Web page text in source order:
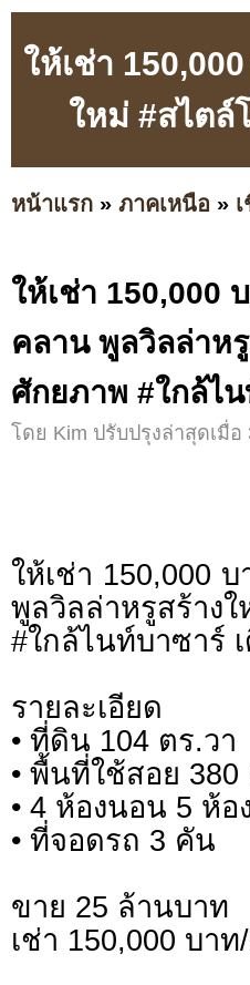
ให้เช่า
ใหม่ #สไตล์
หน้าแรก » ภาคเหนือ »
ให้เช่า 150,000
คลาน พูลวิลล่าห
ศักยภาพ #ใกล้ไ
โดย Kim ปรับปรุงล่าสุดเมื่อ
ให้เช่า 150,000
พูลวิลล่าหรูสร้า
#ใกล้ไนท์บาซาร์
รายละเอียด
• ที่ดิน 104 ตร.วา
• พื้นที่ใช้สอย 380
• 4 ห้องนอน 5 ห้อ
• ที่จอดรถ 3 คัน
ขาย 25 ล้านบาท
เช่า 150,000 บาท